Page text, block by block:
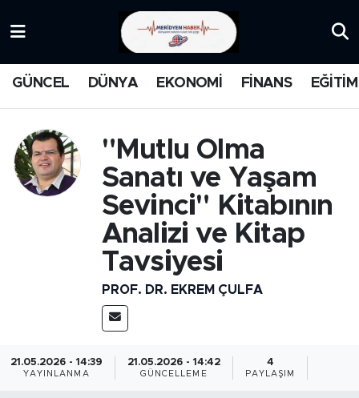
GÜNCEL DÜNYA EKONOMİ FİNANS EĞİTİM
"Mutlu Olma
Sanatı ve Yaşam
Sevinci" Kitabının
Analizi ve Kitap
Tavsiyesi
PROF. DR. EKREM ÇULFA
21.05.2026 - 14:39
YAYINLANMA
21.05.2026 - 14:42
GÜNCELLEME
4
PAYLAŞIM
MANŞET
MEDYA
GÜNCEL
İstanbul Namaz Vakitleri
Trafik Durumu
Süper Lig Puan Durumu ve Fikstür
Tüm Manşetler
Son Dakika Haberleri